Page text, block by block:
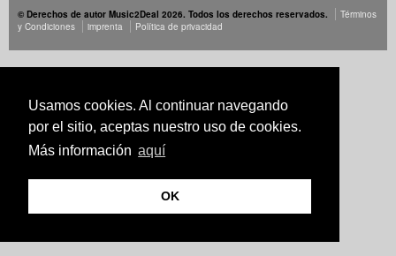
Usamos cookies. Al continuar navegando
por el sitio, aceptas nuestro uso de cookies.
Más información aquí
OK
© Derechos de autor Music2Deal 2026. Todos los derechos reservados.
Términos
y Condiciones
imprenta Política de privacidad